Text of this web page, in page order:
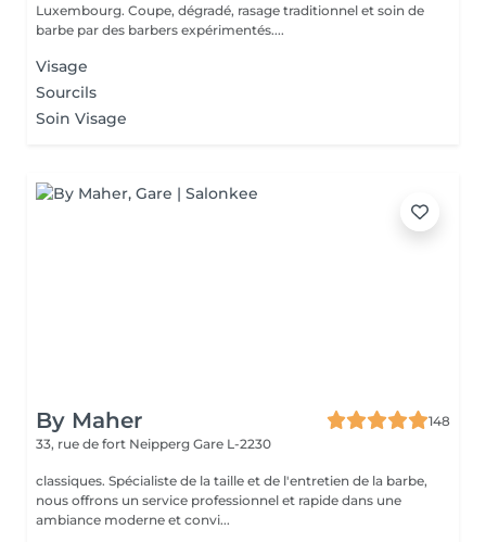
Luxembourg. Coupe, dégradé, rasage traditionnel et soin de
barbe par des barbers expérimentés....
Visage
Sourcils
Soin Visage
By Maher
148
33, rue de fort Neipperg Gare L-2230
classiques. Spécialiste de la taille et de l'entretien de la barbe,
nous offrons un service professionnel et rapide dans une
ambiance moderne et convi...